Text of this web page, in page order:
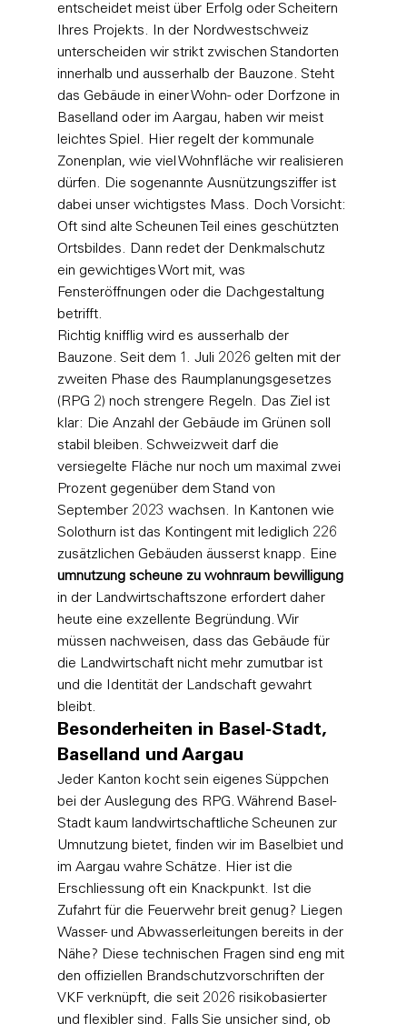
entscheidet meist über Erfolg oder Scheitern
Ihres Projekts. In der Nordwestschweiz
unterscheiden wir strikt zwischen Standorten
innerhalb und ausserhalb der Bauzone. Steht
das Gebäude in einer Wohn- oder Dorfzone in
Baselland oder im Aargau, haben wir meist
leichtes Spiel. Hier regelt der kommunale
Zonenplan, wie viel Wohnfläche wir realisieren
dürfen. Die sogenannte Ausnützungsziffer ist
dabei unser wichtigstes Mass. Doch Vorsicht:
Oft sind alte Scheunen Teil eines geschützten
Ortsbildes. Dann redet der Denkmalschutz
ein gewichtiges Wort mit, was
Fensteröffnungen oder die Dachgestaltung
betrifft.
Richtig knifflig wird es ausserhalb der
Bauzone. Seit dem 1. Juli 2026 gelten mit der
zweiten Phase des Raumplanungsgesetzes
(RPG 2) noch strengere Regeln. Das Ziel ist
klar: Die Anzahl der Gebäude im Grünen soll
stabil bleiben. Schweizweit darf die
versiegelte Fläche nur noch um maximal zwei
Prozent gegenüber dem Stand von
September 2023 wachsen. In Kantonen wie
Solothurn ist das Kontingent mit lediglich 226
zusätzlichen Gebäuden äusserst knapp. Eine
umnutzung scheune zu wohnraum bewilligung
in der Landwirtschaftszone erfordert daher
heute eine exzellente Begründung. Wir
müssen nachweisen, dass das Gebäude für
die Landwirtschaft nicht mehr zumutbar ist
und die Identität der Landschaft gewahrt
bleibt.
Besonderheiten in Basel-Stadt,
Baselland und Aargau
Jeder Kanton kocht sein eigenes Süppchen
bei der Auslegung des RPG. Während Basel-
Stadt kaum landwirtschaftliche Scheunen zur
Umnutzung bietet, finden wir im Baselbiet und
im Aargau wahre Schätze. Hier ist die
Erschliessung oft ein Knackpunkt. Ist die
Zufahrt für die Feuerwehr breit genug? Liegen
Wasser- und Abwasserleitungen bereits in der
Nähe? Diese technischen Fragen sind eng mit
den offiziellen Brandschutzvorschriften der
VKF verknüpft, die seit 2026 risikobasierter
und flexibler sind. Falls Sie unsicher sind, ob